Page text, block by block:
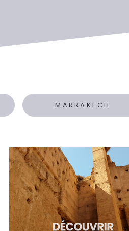
MARRAKECH